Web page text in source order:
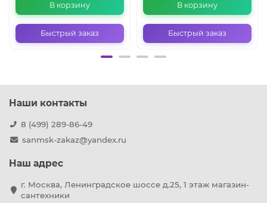
В корзину
Быстрый заказ
В корзину
Быстрый заказ
Наши контакты
8 (499) 289-86-49
sanmsk-zakaz@yandex.ru
Наш адрес
г. Москва, Ленинградское шоссе д.25, 1 этаж магазин-
сантехники